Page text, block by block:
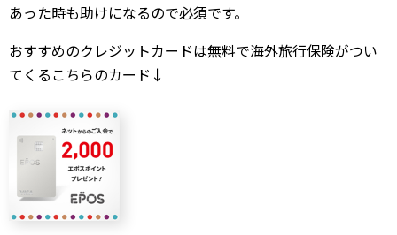
あった時も助けになるので必須です。
おすすめのクレジットカードは無料で海外旅行保険がつい
てくるこちらのカード↓